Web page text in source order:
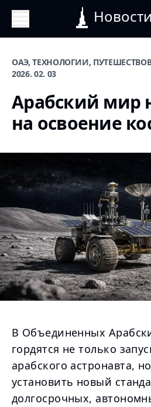
ОАЭ, ТЕХНОЛОГИИ,
2026. 02. 03
Арабский мир
на освоение
В Объединенных
гордятся не только
арабского астронавта,
установить новый
долгосрочных,